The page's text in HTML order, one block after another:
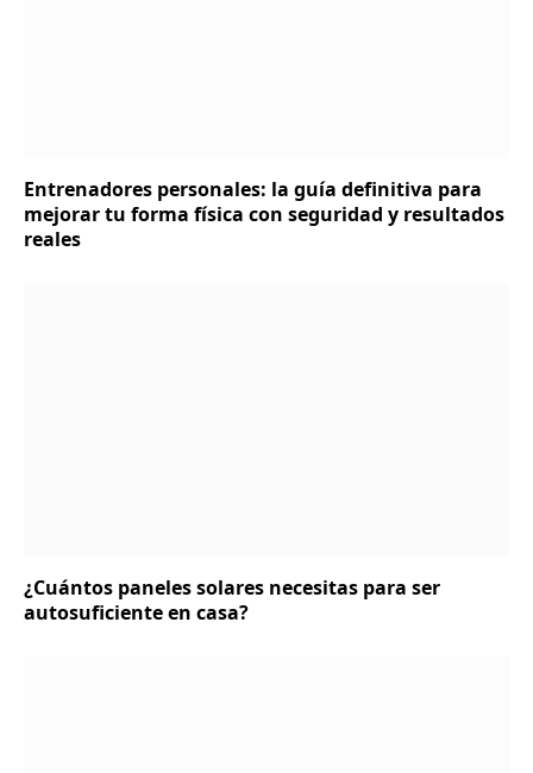
Entrenadores personales: la guía definitiva para
mejorar tu forma física con seguridad y resultados
reales
¿Cuántos paneles solares necesitas para ser
autosuficiente en casa?